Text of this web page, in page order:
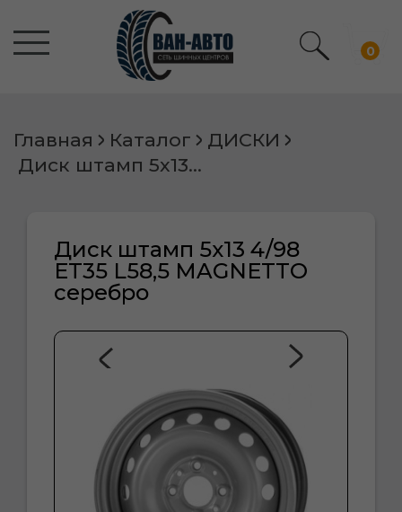
0
Главная Каталог
ДИСКИ
Диск штамп 5х13 4/98 ET35 L58,5 MAGNETTO серебро
Диск штамп 5х13 4/98
ET35 L58,5 MAGNETTO
серебро